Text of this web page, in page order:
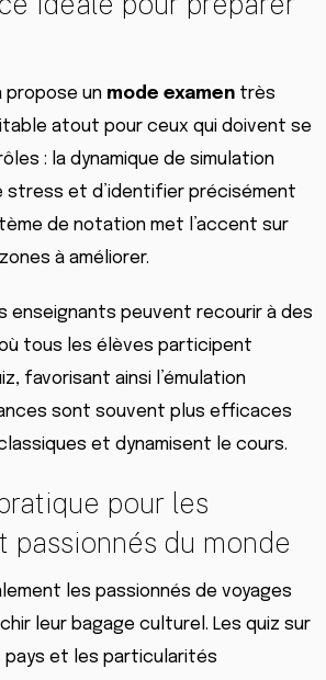
propose un mode examentrès
atout pour ceux qui doivent se
: la dynamique de simulation
stress et d’identifier précisément
de notation met l’accent sur
à améliorer.
enseignants peuvent recourir à des
tous les élèves participent
favorisant ainsi l’émulation
sont souvent plus efficaces
et dynamisent le cours.
pour les
passionnés du monde
les passionnés de voyages
leur bagage culturel. Les quiz sur
et les particularités